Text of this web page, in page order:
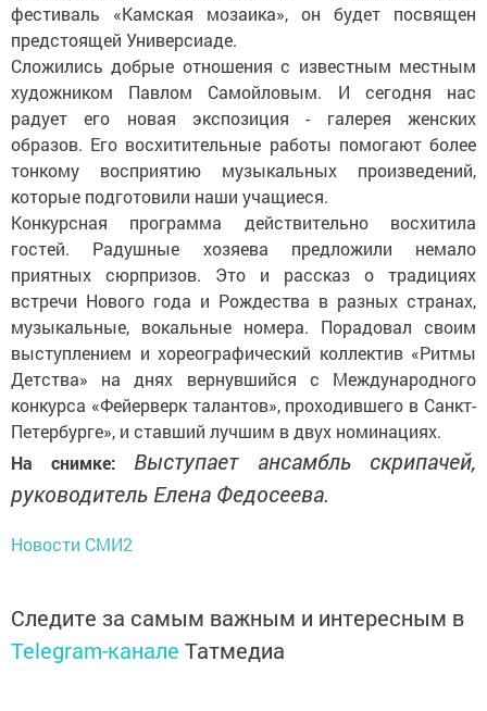
фестиваль «Камская мозаика», он будет посвящен
предстоящей Универсиаде.
Сложились добрые отношения с известным местным
художником Павлом Самойловым. И сегодня нас
радует его новая экспозиция - галерея женских
образов. Его восхитительные работы помогают более
тонкому восприятию музыкальных произведений,
которые подготовили наши учащиеся.
Конкурсная программа действительно восхитила
гостей. Радушные хозяева предложили немало
приятных сюрпризов. Это и рассказ о традициях
встречи Нового года и Рождества в разных странах,
музыкальные, вокальные номера. Порадовал своим
выступлением и хореографический коллектив «Ритмы
Детства» на днях вернувшийся с Международного
конкурса «Фейерверк талантов», проходившего в Санкт-
Петербурге», и ставший лучшим в двух номинациях.
На снимке:
Выступает ансамбль скрипачей,
руководитель Елена Федосеева.
Новости СМИ2
Следите за самым важным и интересным в
Telegram-канале Татмедиа